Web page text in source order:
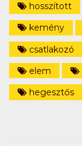
hosszított
kemény
csatlakozó
elem
hegesztős